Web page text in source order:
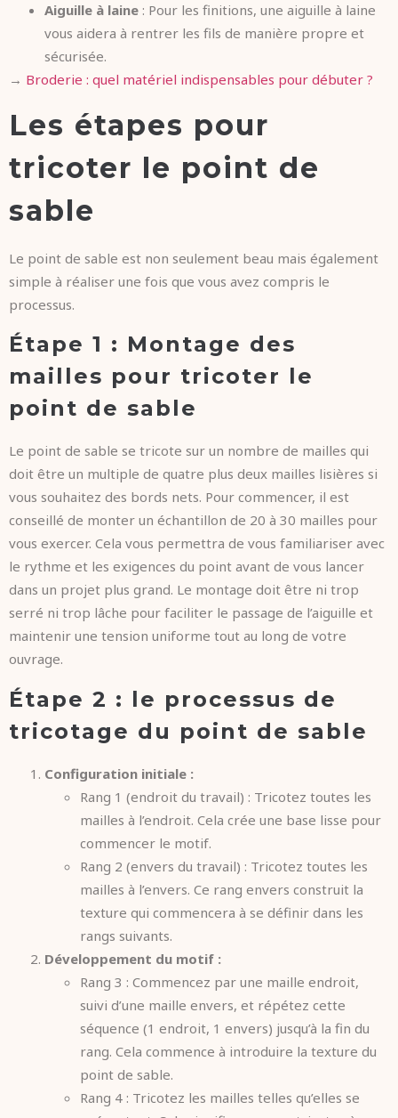
Aiguille à laine : Pour les finitions, une aiguille à laine
vous aidera à rentrer les fils de manière propre et
sécurisée.
→ Broderie : quel matériel indispensables pour débuter ?
Les étapes pour
tricoter le point de
sable
Le point de sable est non seulement beau mais également
simple à réaliser une fois que vous avez compris le
processus.
Étape 1 : Montage des
mailles pour tricoter le
point de sable
Le point de sable se tricote sur un nombre de mailles qui
doit être un multiple de quatre plus deux mailles lisières si
vous souhaitez des bords nets. Pour commencer, il est
conseillé de monter un échantillon de 20 à 30 mailles pour
vous exercer. Cela vous permettra de vous familiariser avec
le rythme et les exigences du point avant de vous lancer
dans un projet plus grand. Le montage doit être ni trop
serré ni trop lâche pour faciliter le passage de l’aiguille et
maintenir une tension uniforme tout au long de votre
ouvrage.
Étape 2 : le processus de
tricotage du point de sable
Configuration initiale :
Rang 1 (endroit du travail) : Tricotez toutes les
mailles à l’endroit. Cela crée une base lisse pour
commencer le motif.
Rang 2 (envers du travail) : Tricotez toutes les
mailles à l’envers. Ce rang envers construit la
texture qui commencera à se définir dans les
rangs suivants.
Développement du motif :
Rang 3 : Commencez par une maille endroit,
suivi d’une maille envers, et répétez cette
séquence (1 endroit, 1 envers) jusqu’à la fin du
rang. Cela commence à introduire la texture du
point de sable.
Rang 4 : Tricotez les mailles telles qu’elles se